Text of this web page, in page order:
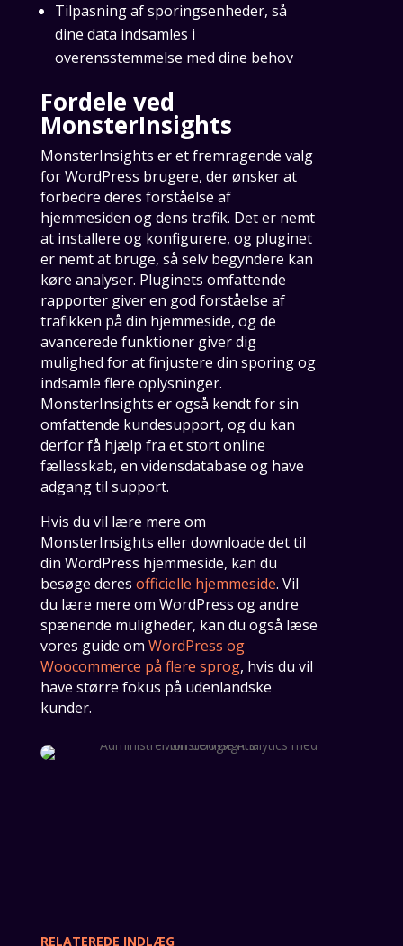
Tilpasning af sporingsenheder, så
dine data indsamles i
overensstemmelse med dine behov
Fordele ved
MonsterInsights
MonsterInsights er et fremragende valg
for WordPress brugere, der ønsker at
forbedre deres forståelse af
hjemmesiden og dens trafik. Det er nemt
at installere og konfigurere, og pluginet
er nemt at bruge, så selv begyndere kan
køre analyser. Pluginets omfattende
rapporter giver en god forståelse af
trafikken på din hjemmeside, og de
avancerede funktioner giver dig
mulighed for at finjustere din sporing og
indsamle flere oplysninger.
MonsterInsights er også kendt for sin
omfattende kundesupport, og du kan
derfor få hjælp fra et stort online
fællesskab, en vidensdatabase og have
adgang til support.
Hvis du vil lære mere om
MonsterInsights eller downloade det til
din WordPress hjemmeside, kan du
besøge deres officielle hjemmeside. Vil
du lære mere om WordPress og andre
spænende muligheder, kan du også læse
vores guide om WordPress og
Woocommerce på flere sprog, hvis du vil
have større fokus på udenlandske
kunder.
RELATEREDE INDLÆG